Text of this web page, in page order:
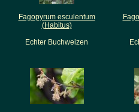
Fagopyrum esculentum
(Habitus)
Echter Buchweizen